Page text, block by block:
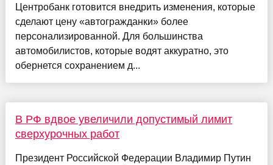
Центробанк готовится внедрить изменения, которые
сделают цену «автогражданки» более
персонализированной. Для большинства
автомобилистов, которые водят аккуратно, это
обернется сохранением д...
В РФ вдвое увеличили допустимый лимит
сверхурочных работ
Президент Российской Федерации Владимир Путин